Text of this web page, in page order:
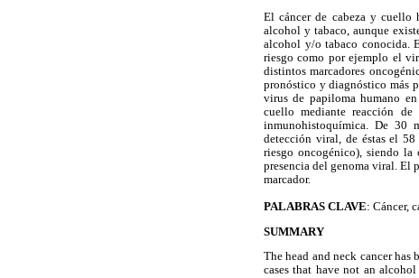
El cáncer de cabeza y cuello
alcohol y tabaco, aunque
alcohol y/o tabaco conocida.
riesgo como por ejemplo el
distintos marcadores
pronóstico y diagnóstico más
virus de papiloma humano
cuello mediante reacción
inmunohistoquímica. De 30
detección viral, de éstas el
riesgo oncogénico), siendo
presencia del genoma viral. El
marcador.
PALABRAS CLAVE: Cáncer,
SUMMARY
The head and neck cancer
cases that have not an